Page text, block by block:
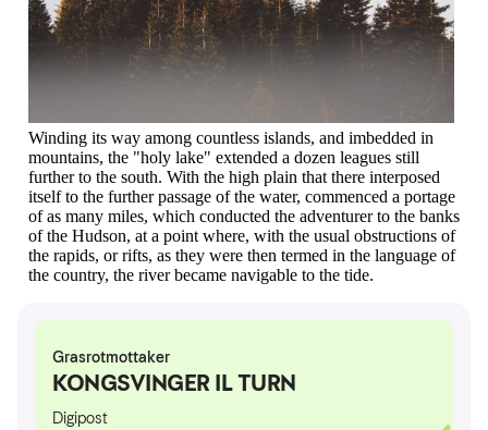
Winding its way among countless islands, and imbedded in
mountains, the "holy lake" extended a dozen leagues still
further to the south. With the high plain that there interposed
itself to the further passage of the water, commenced a portage
of as many miles, which conducted the adventurer to the banks
of the Hudson, at a point where, with the usual obstructions of
the rapids, or rifts, as they were then termed in the language of
the country, the river became navigable to the tide.